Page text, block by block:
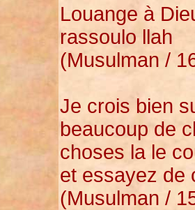
Louange à
rassoulo llah
(Musulman /
Je crois bien
beaucoup de
choses la le
et essayez de
(Musulman /